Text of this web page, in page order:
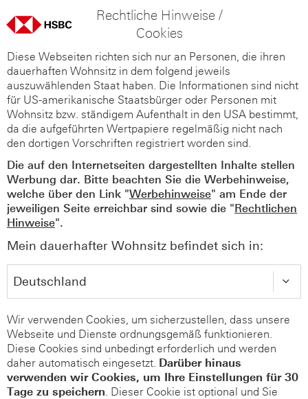
Rechtliche Hinweise /
Cookies
Diese Webseiten richten sich nur an Personen, die ihren
dauerhaften Wohnsitz in dem folgend jeweils
auszuwählenden Staat haben. Die Informationen sind nicht
für US-amerikanische Staatsbürger oder Personen mit
Wohnsitz bzw. ständigem Aufenthalt in den USA bestimmt,
da die aufgeführten Wertpapiere regelmäßig nicht nach
den dortigen Vorschriften registriert worden sind.
Die auf den Internetseiten dargestellten Inhalte stellen
Werbung dar. Bitte beachten Sie die Werbehinweise,
welche über den Link "Werbehinweise" am Ende der
jeweiligen Seite erreichbar sind sowie die "Rechtlichen
Hinweise".
Mein dauerhafter Wohnsitz befindet sich in:
Wir verwenden Cookies, um sicherzustellen, dass unsere
Webseite und Dienste ordnungsgemäß funktionieren.
Diese Cookies sind unbedingt erforderlich und werden
daher automatisch eingesetzt. Darüber hinaus
verwenden wir Cookies, um Ihre Einstellungen für 30
Tage zu speichern. Dieser Cookie ist optional und Sie